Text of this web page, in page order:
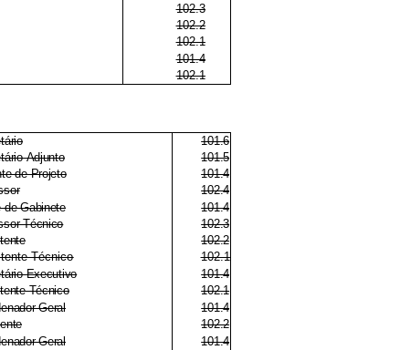
102.3
102.2
102.1
101.4
102.1
101.6
Adjunto
101.5
de Projeto
101.4
102.4
de Gabinete
101.4
Técnico
102.3
102.2
Técnico
102.1
Executivo
101.4
Técnico
102.1
Geral
101.4
102.2
Geral
101.4